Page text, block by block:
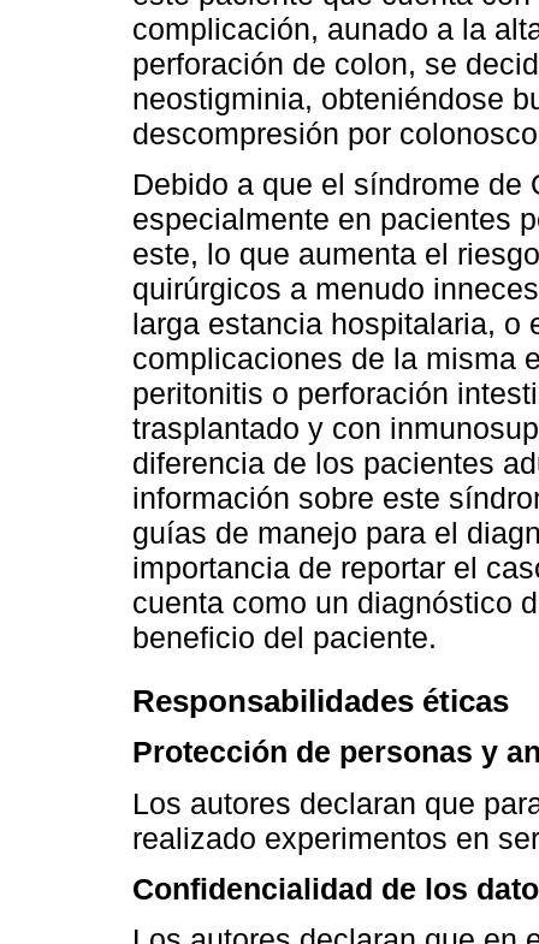
complicación, aunado a la
perforación de colon, se
neostigminia, obteniéndose
descompresión por
Debido a que el síndrome de
especialmente en pacientes
este, lo que aumenta el
quirúrgicos a menudo
larga estancia hospitalaria, o
complicaciones de la misma
peritonitis o perforación
trasplantado y con
diferencia de los pacientes
información sobre este
guías de manejo para el
importancia de reportar el
cuenta como un diagnóstico
beneficio del paciente.
Responsabilidades éticas
Protección de personas y
Los autores declaran que
realizado experimentos en
Confidencialidad de los